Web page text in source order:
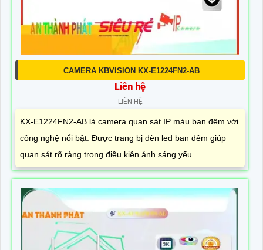
CAMERA KBVISION KX-E1224FN2-AB
Liên hệ
LIÊN HỆ
KX-E1224FN2-AB là camera quan sát IP màu ban đêm với
công nghệ nổi bật. Được trang bị đèn led ban đêm giúp
quan sát rõ ràng trong điều kiện ánh sáng yếu.